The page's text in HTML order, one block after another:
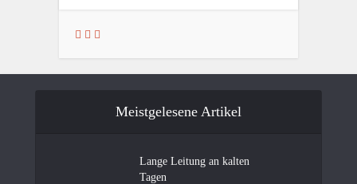
Meistgelesene Artikel
Lange Leitung an kalten
Tagen